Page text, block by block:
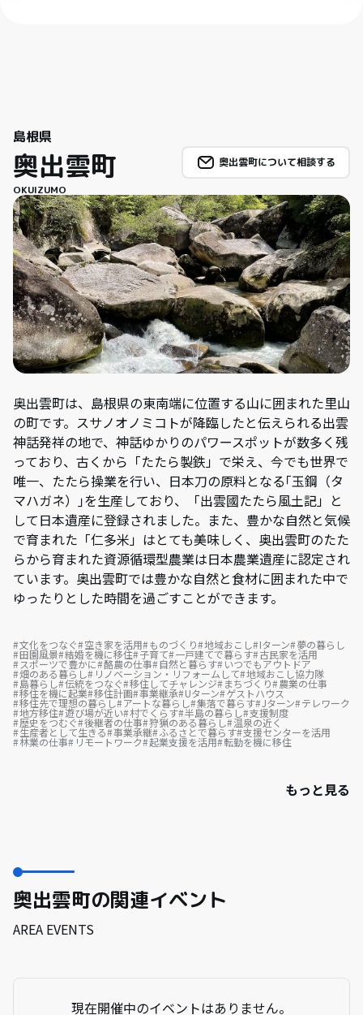
島根県
奥出雲町
OKUIZUMO
奥出雲町について相談する
奥出雲町は、島根県の東南端に位置する山に囲まれた里山
の町です。スサノオノミコトが降臨したと伝えられる出雲
神話発祥の地で、神話ゆかりのパワースポットが数多く残
っており、古くから「たたら製鉄」で栄え、今でも世界で
唯一、たたら操業を行い、日本刀の原料となる｢玉鋼（タ
マハガネ）｣を生産しており、「出雲國たたら風土記」と
して日本遺産に登録されました。また、豊かな自然と気候
で育まれた「仁多米」はとても美味しく、奥出雲町のたた
らから育まれた資源循環型農業は日本農業遺産に認定され
ています。奥出雲町では豊かな自然と食材に囲まれた中で
ゆったりとした時間を過ごすことができます。
文化をつなぐ 空き家を活用 ものづくり 地域おこし Iターン 夢の暮らし
田園風景 結婚を機に移住 子育て 一戸建てで暮らす 古民家を活用
スポーツで豊かに 酪農の仕事 自然と暮らす いつでもアウトドア
畑のある暮らし リノベーション・リフォームして 地域おこし協力隊
島暮らし 伝統をつなぐ 移住してチャレンジ まちづくり 農業の仕事
移住を機に起業 移住計画 事業継承 Uターン ゲストハウス
移住先で理想の暮らし アートな暮らし 集落で暮らす Jターン テレワーク
地方移住 遊び場が近い 村でくらす 半島の暮らし 支援制度
歴史をつむぐ 後継者の仕事 狩猟のある暮らし 温泉の近く
生産者として生きる 事業承継 ふるさとで暮らす 支援センターを活用
林業の仕事 リモートワーク 起業支援を活用 転勤を機に移住
もっと見る
奥出雲町の関連イベント
AREA EVENTS
現在開催中のイベントはありません。